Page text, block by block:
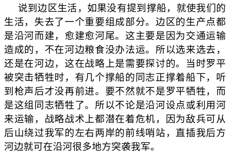
说到边区生活，如果没有提到撑船，就使我们的
生活，失去了一个重要组成部分。边区的生产点都
是沿河而建，愈建愈河尾。这主要是因为交通运输
造成的，不在河边粮食没办法运。所以选来选去，
还是在河边，这在战略上是需要探讨的。当时罗平
被突击牺牲时，有几个撑船的同志正撑着船下，听
到枪声后才没再前进。要不然就不是罗平牺牲，而
是这组同志牺牲了。所以不论是沿河设点或利用河
来运输，战略战术上都潜在着危机，因为敌兵可从
后山绕过我军的左右两岸的前线哨站，直插我后方
河边就可在沿河很多地方突袭我军。